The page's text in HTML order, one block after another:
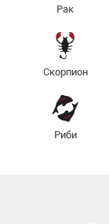
Рак
Скорпион
Риби